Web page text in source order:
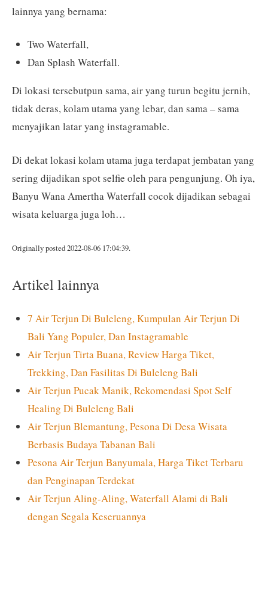
lainnya yang bernama:
Two Waterfall,
Dan Splash Waterfall.
Di lokasi tersebutpun sama, air yang turun begitu jernih,
tidak deras, kolam utama yang lebar, dan sama – sama
menyajikan latar yang instagramable.
Di dekat lokasi kolam utama juga terdapat jembatan yang
sering dijadikan spot selfie oleh para pengunjung. Oh iya,
Banyu Wana Amertha Waterfall cocok dijadikan sebagai
wisata keluarga juga loh…
Originally posted 2022-08-06 17:04:39.
Artikel lainnya
7 Air Terjun Di Buleleng, Kumpulan Air Terjun Di
Bali Yang Populer, Dan Instagramable
Air Terjun Tirta Buana, Review Harga Tiket,
Trekking, Dan Fasilitas Di Buleleng Bali
Air Terjun Pucak Manik, Rekomendasi Spot Self
Healing Di Buleleng Bali
Air Terjun Blemantung, Pesona Di Desa Wisata
Berbasis Budaya Tabanan Bali
Pesona Air Terjun Banyumala, Harga Tiket Terbaru
dan Penginapan Terdekat
Air Terjun Aling-Aling, Waterfall Alami di Bali
dengan Segala Keseruannya